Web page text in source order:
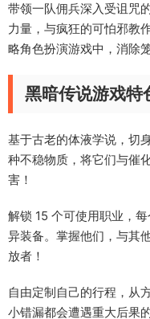
带领一队佣兵深入受诅咒
力量，与疯狂的可怕邪教
略角色扮演游戏中，消除
黑暗传说游戏特
基于古老的体液学说，切
种不稳物质，将它们与催
害！
解锁 15 个可使用职业，
异装备。掌握他们，与其
放者！
自由定制自己的行程，从
小错漏都会遭遇重大后果